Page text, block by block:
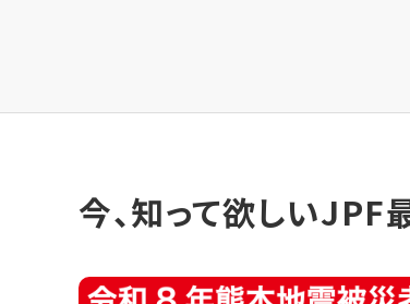
今、知って欲しいJPF